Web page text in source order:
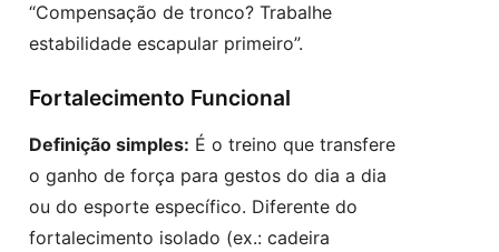
“Compensação de tronco? Trabalhe
estabilidade escapular primeiro”.
Fortalecimento Funcional
Definição simples: É o treino que transfere
o ganho de força para gestos do dia a dia
ou do esporte específico. Diferente do
fortalecimento isolado (ex.: cadeira